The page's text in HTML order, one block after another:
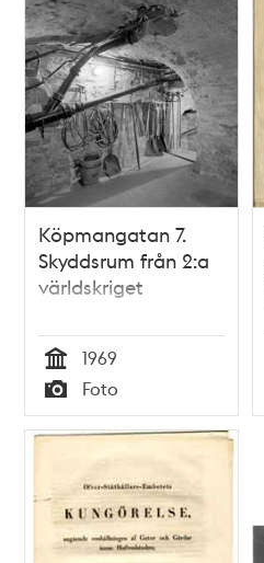
Köpmangatan 7.
Skyddsrum från 2:a
världskriget
Tid
1969
Typ
Foto